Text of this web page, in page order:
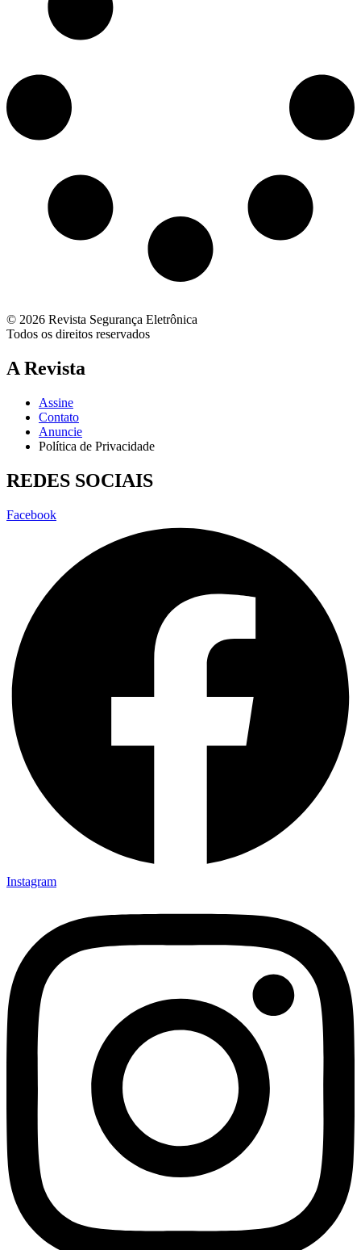
© 2026 Revista Segurança Eletrônica
Todos os direitos reservados
A Revista
Assine
Contato
Anuncie
Política de Privacidade
REDES SOCIAIS
Facebook
Instagram